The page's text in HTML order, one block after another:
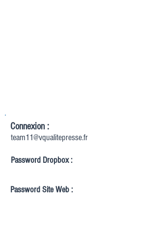
Connexion :
team11@vqualitepresse.fr
Password Dropbox :
Password Site Web :